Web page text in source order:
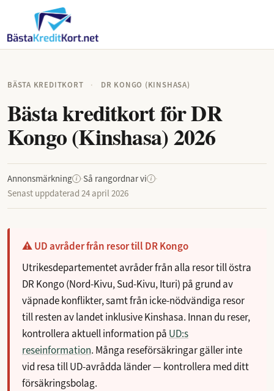
BÄSTA KREDITKORT · DR KONGO (KINSHASA)
Bästa kreditkort för DR
Kongo (Kinshasa) 2026
Annonsmärkning i ·Så rangordnar vi i ·
Senast uppdaterad 24 april 2026
⚠ UD avråder från resor till DR Kongo
Utrikesdepartementet avråder från alla resor till östra
DR Kongo (Nord-Kivu, Sud-Kivu, Ituri) på grund av
väpnade konflikter, samt från icke-nödvändiga resor
till resten av landet inklusive Kinshasa. Innan du reser,
kontrollera aktuell information på UD:s
reseinformation. Många reseförsäkringar gäller inte
vid resa till UD-avrådda länder — kontrollera med ditt
försäkringsbolag.